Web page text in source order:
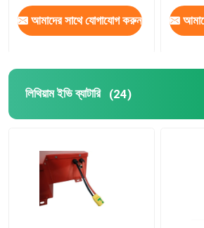
আমাদের সাথে যোগাযোগ করুন
লিথিয়াম ইভি ব্যাটারি (24)